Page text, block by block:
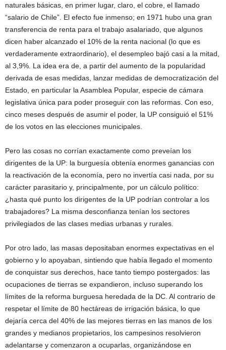
naturales básicas, en primer lugar, claro, el cobre, el llamado
“salario de Chile”. El efecto fue inmenso; en 1971 hubo una gran
transferencia de renta para el trabajo asalariado, que algunos
dicen haber alcanzado el 10% de la renta nacional (lo que es
verdaderamente extraordinario), el desempleo bajó casi a la mitad,
al 3,9%. La idea era de, a partir del aumento de la popularidad
derivada de esas medidas, lanzar medidas de democratización del
Estado, en particular la Asamblea Popular, especie de cámara
legislativa única para poder proseguir con las reformas. Con eso,
cinco meses después de asumir el poder, la UP consiguió el 51%
de los votos en las elecciones municipales.
Pero las cosas no corrían exactamente como preveían los
dirigentes de la UP: la burguesía obtenía enormes ganancias con
la reactivación de la economía, pero no invertía casi nada, por su
carácter parasitario y, principalmente, por un cálculo político:
¿hasta qué punto los dirigentes de la UP podrían controlar a los
trabajadores? La misma desconfianza tenían los sectores
privilegiados de las clases medias urbanas y rurales.
Por otro lado, las masas depositaban enormes expectativas en el
gobierno y lo apoyaban, sintiendo que había llegado el momento
de conquistar sus derechos, hace tanto tiempo postergados: las
ocupaciones de tierras se expandieron, incluso superando los
límites de la reforma burguesa heredada de la DC. Al contrario de
respetar el límite de 80 hectáreas de irrigación básica, lo que
dejaría cerca del 40% de las mejores tierras en las manos de los
grandes y medianos propietarios, los campesinos resolvieron
adelantarse y comenzaron a ocuparlas, organizándose en